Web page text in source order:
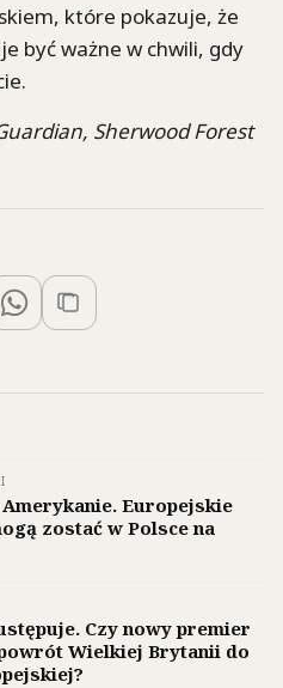
które pokazuje, że
być ważne w chwili, gdy
Sherwood Forest
Europejskie
zostać w Polsce na
Czy nowy premier
Wielkiej Brytanii do